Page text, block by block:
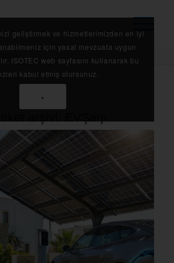
geliştirmek ve hizmetlerimizden en iyi
için yasal mevzuata uygun
ISOTEC web sayfasını kullanarak bu
kabul etmiş olursunuz.
×